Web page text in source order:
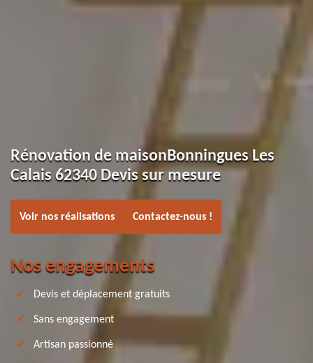
Rénovation de maisonBonningues Les
Calais 62340 Devis sur mesure
Voir nos réalisations Contactez-nous !
Nos engagements
Devis et déplacement gratuits
Sans engagement
Artisan passionné